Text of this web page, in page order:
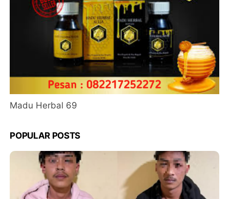
Madu Herbal 69
POPULAR POSTS